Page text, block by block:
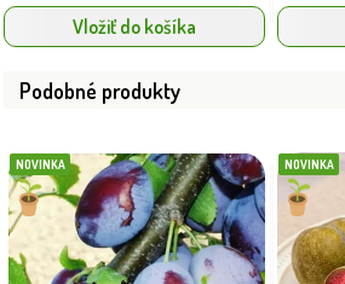
Vložiť do košíka
Podobné produkty
NOVINKA NOVINKA